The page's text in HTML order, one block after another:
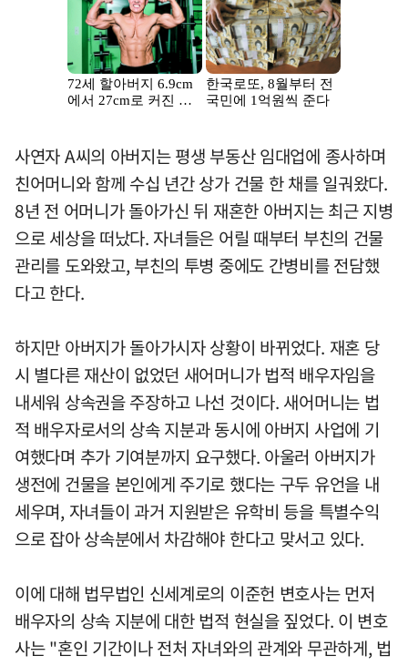
사연자 A씨의 아버지는 평생 부동산 임대업에 종사하며
친어머니와 함께 수십 년간 상가 건물 한 채를 일궈왔다.
8년 전 어머니가 돌아가신 뒤 재혼한 아버지는 최근 지병
으로 세상을 떠났다. 자녀들은 어릴 때부터 부친의 건물
관리를 도와왔고, 부친의 투병 중에도 간병비를 전담했
다고 한다.
하지만 아버지가 돌아가시자 상황이 바뀌었다. 재혼 당
시 별다른 재산이 없었던 새어머니가 법적 배우자임을
내세워 상속권을 주장하고 나선 것이다. 새어머니는 법
적 배우자로서의 상속 지분과 동시에 아버지 사업에 기
여했다며 추가 기여분까지 요구했다. 아울러 아버지가
생전에 건물을 본인에게 주기로 했다는 구두 유언을 내
세우며, 자녀들이 과거 지원받은 유학비 등을 특별수익
으로 잡아 상속분에서 차감해야 한다고 맞서고 있다.
이에 대해 법무법인 신세계로의 이준헌 변호사는 먼저
배우자의 상속 지분에 대한 법적 현실을 짚었다. 이 변호
사는 "혼인 기간이나 전처 자녀와의 관계와 무관하게, 법